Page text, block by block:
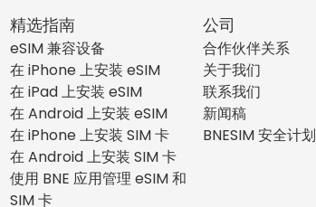
精选指南
eSIM 兼容设备
在 iPhone 上安装 eSIM
在 iPad 上安装 eSIM
在 Android 上安装 eSIM
在 iPhone 上安装 SIM 卡
在 Android 上安装 SIM 卡
使用 BNE 应用管理 eSIM 和
SIM 卡
公司
合作伙伴关系
关于我们
联系我们
新闻稿
BNESIM 安全计划